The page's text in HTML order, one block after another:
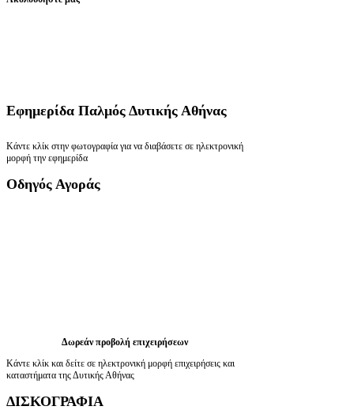
Εφημερίδα Παλμός Δυτικής Αθήνας
Κάντε κλίκ στην φωτογραφία για να διαβάσετε σε ηλεκτρονική
μορφή την εφημερίδα
Οδηγός Αγοράς
Δωρεάν προβολή επιχειρήσεων
Κάντε κλίκ και δείτε σε ηλεκτρονική μορφή επιχειρήσεις και
καταστήματα της Δυτικής Αθήνας
ΔΙΣΚΟΓΡΑΦΙΑ